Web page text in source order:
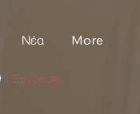
Νέα More
Σύνδεση